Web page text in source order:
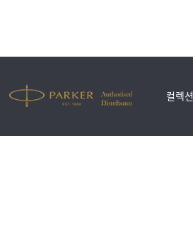
컬렉션